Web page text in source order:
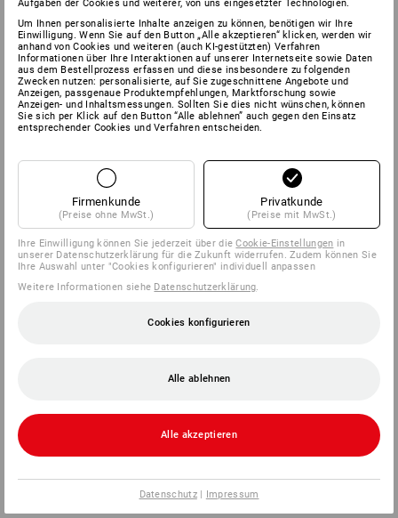
Aufgaben der Cookies und weiterer, von uns eingesetzter Technologien.
Um Ihnen personalisierte Inhalte anzeigen zu können, benötigen wir Ihre
Einwilligung. Wenn Sie auf den Button „Alle akzeptieren“ klicken, werden wir
anhand von Cookies und weiteren (auch KI-gestützten) Verfahren
Informationen über Ihre Interaktionen auf unserer Internetseite sowie Daten
aus dem Bestellprozess erfassen und diese insbesondere zu folgenden
Zwecken nutzen: personalisierte, auf Sie zugeschnittene Angebote und
Anzeigen, passgenaue Produktempfehlungen, Marktforschung sowie
Anzeigen- und Inhaltsmessungen. Sollten Sie dies nicht wünschen, können
Sie sich per Klick auf den Button “Alle ablehnen” auch gegen den Einsatz
entsprechender Cookies und Verfahren entscheiden.
Firmenkunde
(Preise ohne MwSt.)
Privatkunde
(Preise mit MwSt.)
Ihre Einwilligung können Sie jederzeit über dieCookie-Einstellungen in
unserer Datenschutzerklärung für die Zukunft widerrufen. Zudem können Sie
Ihre Auswahl unter "Cookies konfigurieren" individuell anpassen
Weitere Informationen siehe Datenschutzerklärung
Cookies konfigurieren
Alle ablehnen
Alle akzeptieren
Datenschutz| Impressum